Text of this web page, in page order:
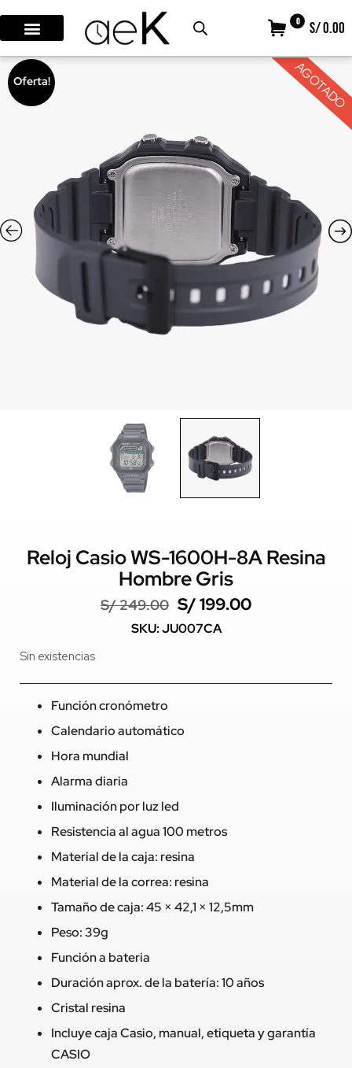
0 S/ 0.00
Oferta! AGOTADO
Reloj Casio WS-1600H-8A Resina
Hombre Gris
S/249.00 S/199.00
SKU: JU007CA
Sin existencias
Función cronómetro
Calendario automático
Hora mundial
Alarma diaria
Iluminación por luz led
Resistencia al agua 100 metros
Material de la caja: resina
Material de la correa: resina
Tamaño de caja: 45 × 42,1 × 12,5mm
Peso: 39g
Función a bateria
Duración aprox. de la batería: 10 años
Cristal resina
Incluye caja Casio, manual, etiqueta y garantía
CASIO